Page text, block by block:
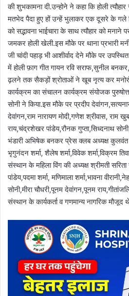
की शुभकामना दी.उन्होने ने कहा कि होली
मतभेद पैदा हुए हों उन्हें भुलाकर एक दूसरे के गले
को सद्भावना भाईचारा के साथ त्यौहार को
जमकर होली खेली.इस मौके पर थाना प्रभारी
जी चांदी पहाड़ भी आशीर्वाद देने मौके पर
में होली फ़ाग गीत गायन रवि सराफ,सुनील
ढ़लने तक सैकड़ों श्रोताओं ने खूब नृत्य कर
कार्यक्रम का संचालन कार्यक्रम संयोजक
सोनी ने किया.इस मौके पर प्रदीप
देवांगन,राम नारायण मोदी,गणेश श्रीवास, राम
राय,चंद्रशेखर पांडेय,रौनक गुप्ता,सिध्दनाथ
भंडारी अभिषेक बनकर प्रेस क्लब अध्यक्ष
भृगुनंदन शर्मा, शैलेष शर्मा,विवेक शर्मा,विक्रम
संस्थान के महिला विंग की अध्यक्ष श्रीमती
पांडेय,पदमा शर्मा, मणिमाला शर्मा,भावना
सोनी,मीरा चौधरी,पूनम देवांगन,पूनम
संस्थान के कार्यकर्ता व गणमान्य नागरिक मौजूद